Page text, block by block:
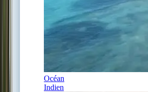
Océan
Indien